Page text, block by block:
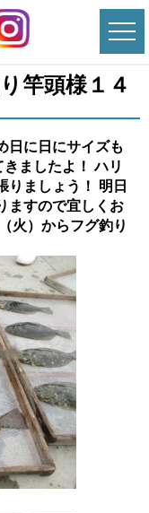
竿頭様１４
日に日にサイズも
ましたよ！ ハリ
りましょう！ 明日
ますので宜しくお
火）からフグ釣り